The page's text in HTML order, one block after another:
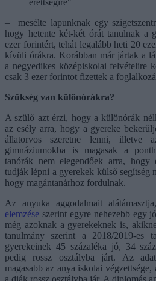
– mesélte lapunknak egy
hogy hetente két-két órát tanulnak a
ezer forintért, tehát legalább heti 20
kívüli órákra. Korábban már jártak a
a negyedikes középiskolai felvételire
csak 3 ezer forintot fizettek a
Szükség van különórákra?
A szülő azt érzi, hogy a különórák
az esély arra, hogy a gyereke
állatorvos szeretne lenni, illetve
gimnáziumokba is magasak a
tanórák nem elegendőek arra, hogy
tudják lépni a gyerekek külső segítség
hogy magántanárhoz fordulnak.
Az anyuka aggodalmait
elemzése szerint egyre nehezebb egy
még azoknak a gyerekeknek is,
tanulmány szerint a 2018/2019-es
gyerekeinek 45 százaléka jó, 34
pedig rossz osztályba járt. Az
magasabb az anya iskolai
a diák rossz osztályba jár. A diplomás